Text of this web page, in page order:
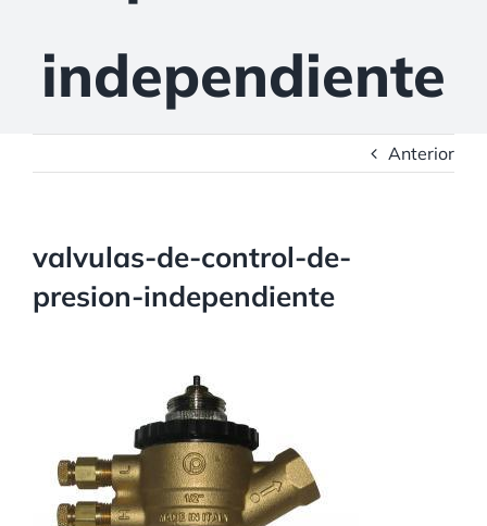
independiente
Anterior
valvulas-de-control-de-
presion-independiente